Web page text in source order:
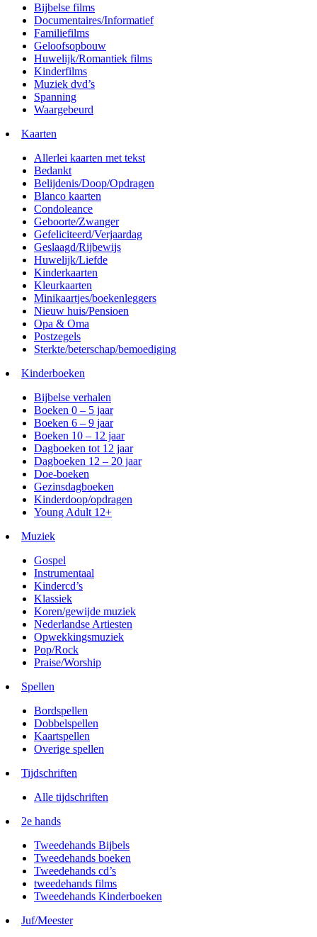
Bijbelse films
Documentaires/Informatief
Familiefilms
Geloofsopbouw
Huwelijk/Romantiek films
Kinderfilms
Muziek dvd’s
Spanning
Waargebeurd
Kaarten
Allerlei kaarten met tekst
Bedankt
Belijdenis/Doop/Opdragen
Blanco kaarten
Condoleance
Geboorte/Zwanger
Gefeliciteerd/Verjaardag
Geslaagd/Rijbewijs
Huwelijk/Liefde
Kinderkaarten
Kleurkaarten
Minikaartjes/boekenleggers
Nieuw huis/Pensioen
Opa & Oma
Postzegels
Sterkte/beterschap/bemoediging
Kinderboeken
Bijbelse verhalen
Boeken 0 – 5 jaar
Boeken 6 – 9 jaar
Boeken 10 – 12 jaar
Dagboeken tot 12 jaar
Dagboeken 12 – 20 jaar
Doe-boeken
Gezinsdagboeken
Kinderdoop/opdragen
Young Adult 12+
Muziek
Gospel
Instrumentaal
Kindercd’s
Klassiek
Koren/gewijde muziek
Nederlandse Artiesten
Opwekkingsmuziek
Pop/Rock
Praise/Worship
Spellen
Bordspellen
Dobbelspellen
Kaartspellen
Overige spellen
Tijdschriften
Alle tijdschriften
2e hands
Tweedehands Bijbels
Tweedehands boeken
Tweedehands cd’s
tweedehands films
Tweedehands Kinderboeken
Juf/Meester